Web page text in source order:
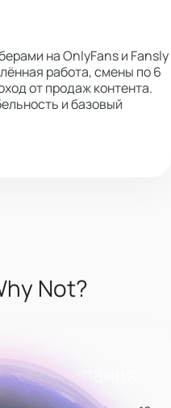
на OnlyFans и Fansly
работа, смены по 6
от продаж контента.
и базовый
Not?
компания